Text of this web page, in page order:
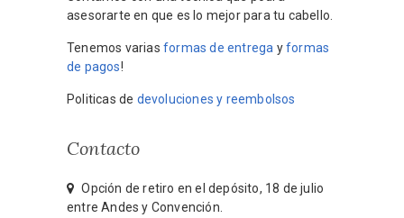
asesorarte en que es lo mejor para tu cabello.
Tenemos varias formas de entrega yformas
de pagos!
Politicas de devoluciones y reembolsos
Contacto
Opción de retiro en el depósito, 18 de julio
entre Andes y Convención.